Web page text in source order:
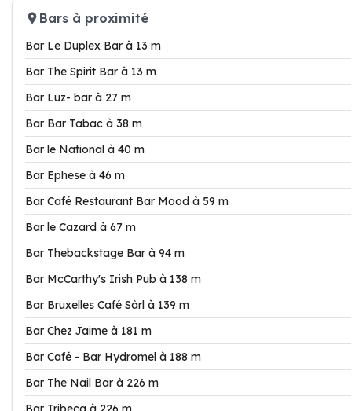
Bars à proximité
Bar Le Duplex Bar à 13 m
Bar The Spirit Bar à 13 m
Bar Luz- bar à 27 m
Bar Bar Tabac à 38 m
Bar le National à 40 m
Bar Ephese à 46 m
Bar Café Restaurant Bar Mood à 59 m
Bar le Cazard à 67 m
Bar Thebackstage Bar à 94 m
Bar McCarthy's Irish Pub à 138 m
Bar Bruxelles Café Sàrl à 139 m
Bar Chez Jaime à 181 m
Bar Café - Bar Hydromel à 188 m
Bar The Nail Bar à 226 m